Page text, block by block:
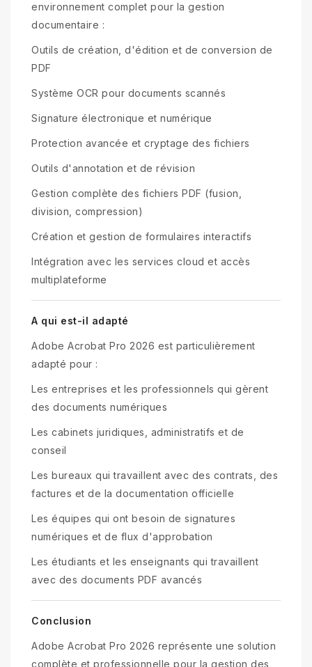
environnement complet pour la gestion
documentaire :
Outils de création, d'édition et de conversion de
PDF
Système OCR pour documents scannés
Signature électronique et numérique
Protection avancée et cryptage des fichiers
Outils d'annotation et de révision
Gestion complète des fichiers PDF (fusion,
division, compression)
Création et gestion de formulaires interactifs
Intégration avec les services cloud et accès
multiplateforme
A qui est-il adapté
Adobe Acrobat Pro 2026 est particulièrement
adapté pour :
Les entreprises et les professionnels qui gèrent
des documents numériques
Les cabinets juridiques, administratifs et de
conseil
Les bureaux qui travaillent avec des contrats, des
factures et de la documentation officielle
Les équipes qui ont besoin de signatures
numériques et de flux d'approbation
Les étudiants et les enseignants qui travaillent
avec des documents PDF avancés
Conclusion
Adobe Acrobat Pro 2026 représente une solution
complète et professionnelle pour la gestion des